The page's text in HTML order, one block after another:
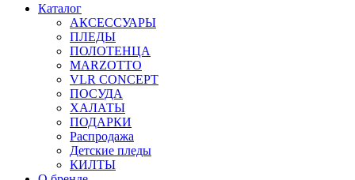
Каталог
АКСЕССУАРЫ
ПЛЕДЫ
ПОЛОТЕНЦА
MARZOTTO
VLR CONCEPT
ПОСУДА
ХАЛАТЫ
ПОДАРКИ
Распродажа
Детские пледы
КИЛТЫ